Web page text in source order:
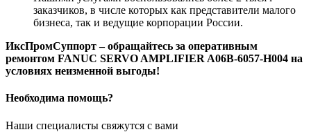
заказчиков, в числе которых как представители малого
бизнеса, так и ведущие корпорации России.
ИксПромСуппорт – обращайтесь за оперативным
ремонтом FANUC SERVO AMPLIFIER A06B-6057-H004 на
условиях неизменной выгоды!
Необходима помощь?
Наши специалисты свяжутся с вами